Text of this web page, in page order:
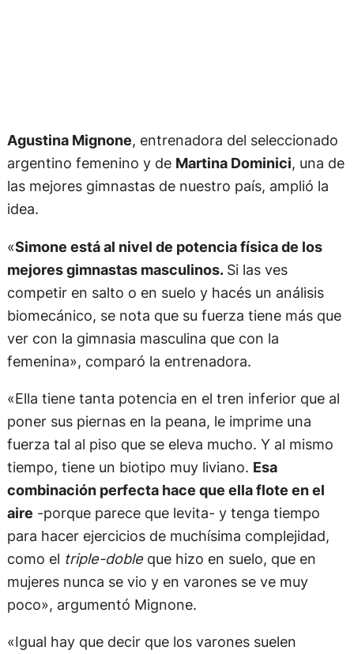
Agustina Mignone, entrenadora del seleccionado
argentino femenino y de Martina Dominici, una de
las mejores gimnastas de nuestro país, amplió la
idea.
«Simone está al nivel de potencia física de los
mejores gimnastas masculinos. Si las ves
competir en salto o en suelo y hacés un análisis
biomecánico, se nota que su fuerza tiene más que
ver con la gimnasia masculina que con la
femenina», comparó la entrenadora.
«Ella tiene tanta potencia en el tren inferior que al
poner sus piernas en la peana, le imprime una
fuerza tal al piso que se eleva mucho. Y al mismo
tiempo, tiene un biotipo muy liviano. Esa
combinación perfecta hace que ella flote en el
aire -porque parece que levita- y tenga tiempo
para hacer ejercicios de muchísima complejidad,
como el triple-dobleque hizo en suelo, que en
mujeres nunca se vio y en varones se ve muy
poco», argumentó Mignone.
«Igual hay que decir que los varones suelen